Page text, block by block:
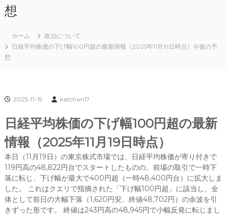
想
ホーム
政治について
日経平均株価の下げ幅100円超の最新情報（2025年11月19日時点）今後の予
想
2025-11-19 katchan17
日経平均株価の下げ幅100円超の最新
情報（2025年11月19日時点）
本日（11月19日）の東京株式市場では、日経平均株価が寄り付きで
119円高の48,822円台でスタートしたものの、前場の取引で一時下
落に転じ、下げ幅が最大で400円超（一時48,400円台）に拡大しま
した。 これはクエリで指摘された「下げ幅100円超」に該当し、全
体として前日の大幅下落（1,620円安、終値48,702円）の余波を引
きずった形です。 終値は243円高の48,945円で小幅反発に転じまし